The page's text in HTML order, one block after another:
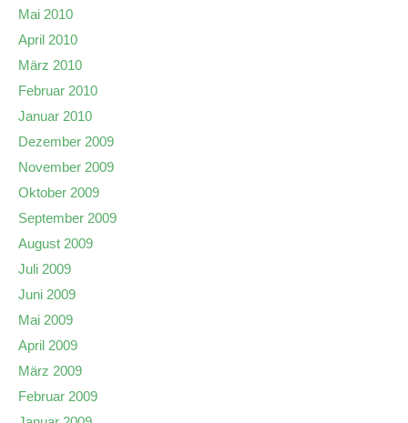
Mai 2010
April 2010
März 2010
Februar 2010
Januar 2010
Dezember 2009
November 2009
Oktober 2009
September 2009
August 2009
Juli 2009
Juni 2009
Mai 2009
April 2009
März 2009
Februar 2009